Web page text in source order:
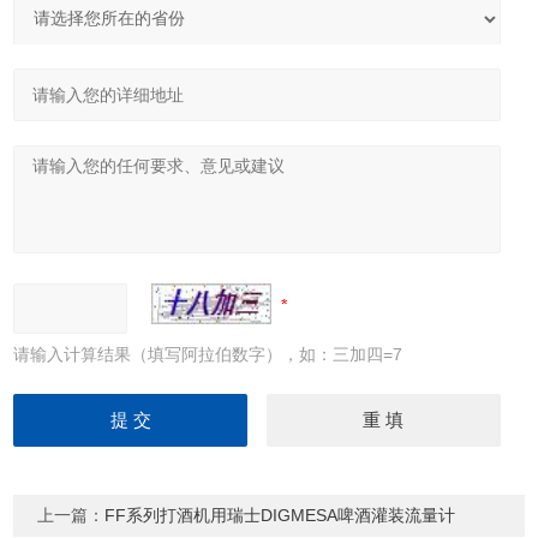
请输入计算结果（填写阿拉伯数字），如：三加四=7
上一篇： FF系列打酒机用瑞士DIGMESA啤酒灌装流量计